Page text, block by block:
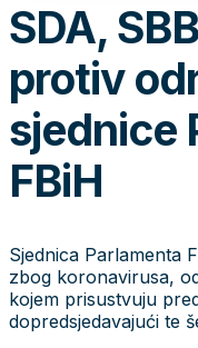
SDA,
protiv
sjednice
FBiH
Sjednica Parlamenta
zbog koronavirusa,
kojem prisustvuju
dopredsjedavajući te